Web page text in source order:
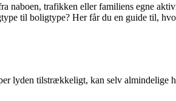
naboen, trafikken eller familiens egne
til boligtype? Her får du en guide til,
tilstrækkeligt, kan selv almindelige